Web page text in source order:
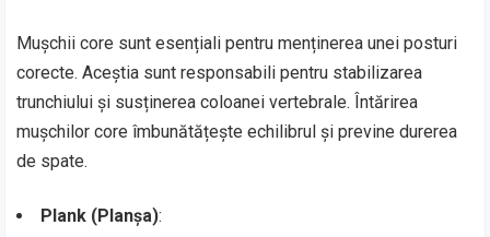
Mușchii core sunt esențiali pentru menținerea unei posturi
corecte. Aceștia sunt responsabili pentru stabilizarea
trunchiului și susținerea coloanei vertebrale. Întărirea
mușchilor core îmbunătățește echilibrul și previne durerea
de spate.
Plank (Planșa):